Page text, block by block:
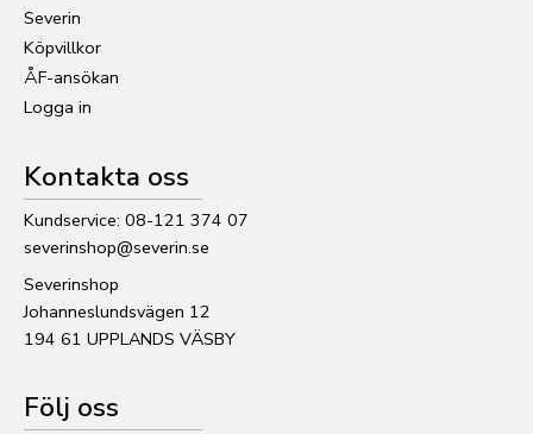
Severin
Köpvillkor
ÅF-ansökan
Logga in
Kontakta oss
Kundservice: 08-121 374 07
severinshop@severin.se
Severinshop
Johanneslundsvägen 12
194 61 UPPLANDS VÄSBY
Följ oss